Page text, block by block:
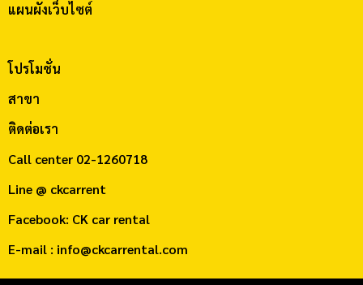
แผนผังเว็บไซต์
โปรโมชั่น
สาขา
ติดต่อเรา
Call center 02-1260718
Line @ ckcarrent
Facebook: CK car rental
E-mail : info@ckcarrental.com